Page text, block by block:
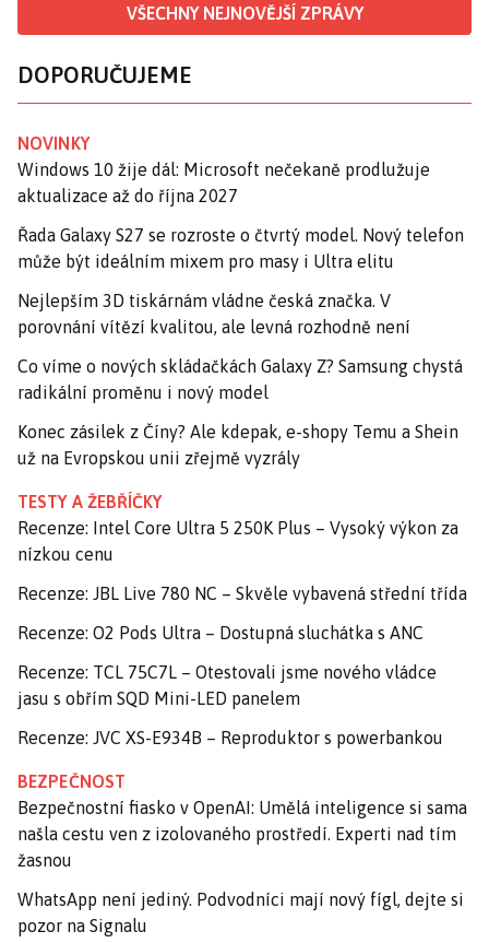
VŠECHNY NEJNOVĚJŠÍ ZPRÁVY
DOPORUČUJEME
NOVINKY
Windows 10 žije dál: Microsoft nečekaně prodlužuje
aktualizace až do října 2027
Řada Galaxy S27 se rozroste o čtvrtý model. Nový telefon
může být ideálním mixem pro masy i Ultra elitu
Nejlepším 3D tiskárnám vládne česká značka. V
porovnání vítězí kvalitou, ale levná rozhodně není
Co víme o nových skládačkách Galaxy Z? Samsung chystá
radikální proměnu i nový model
Konec zásilek z Číny? Ale kdepak, e-shopy Temu a Shein
už na Evropskou unii zřejmě vyzrály
TESTY A ŽEBŘÍČKY
Recenze: Intel Core Ultra 5 250K Plus – Vysoký výkon za
nízkou cenu
Recenze: JBL Live 780 NC – Skvěle vybavená střední třída
Recenze: O2 Pods Ultra – Dostupná sluchátka s ANC
Recenze: TCL 75C7L – Otestovali jsme nového vládce
jasu s obřím SQD Mini-LED panelem
Recenze: JVC XS-E934B – Reproduktor s powerbankou
BEZPEČNOST
Bezpečnostní fiasko v OpenAI: Umělá inteligence si sama
našla cestu ven z izolovaného prostředí. Experti nad tím
žasnou
WhatsApp není jediný. Podvodníci mají nový fígl, dejte si
pozor na Signalu